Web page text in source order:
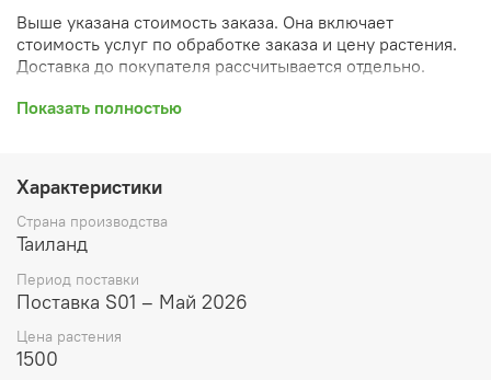
Выше указана стоимость заказа. Она включает
стоимость услуг по обработке заказа и цену растения.
Доставка до покупателя рассчитывается отдельно.
После оформления заказа вы получите его
скидки, уточнен способ доставки, сделано
бронирование и т.д.). Затем вам будут высланы
согласованные счета со ссылками на оплату услуг и
растений. При этом предварительный заказ теряет силу.
Внимание: фото в каталоге демонстрирует сорт, а не
размере, указанном в карточке товара ниже.
Показать полностью
Характеристики
Страна производства
Таиланд
Период поставки
Поставка S01 – Май 2026
Цена растения
1500